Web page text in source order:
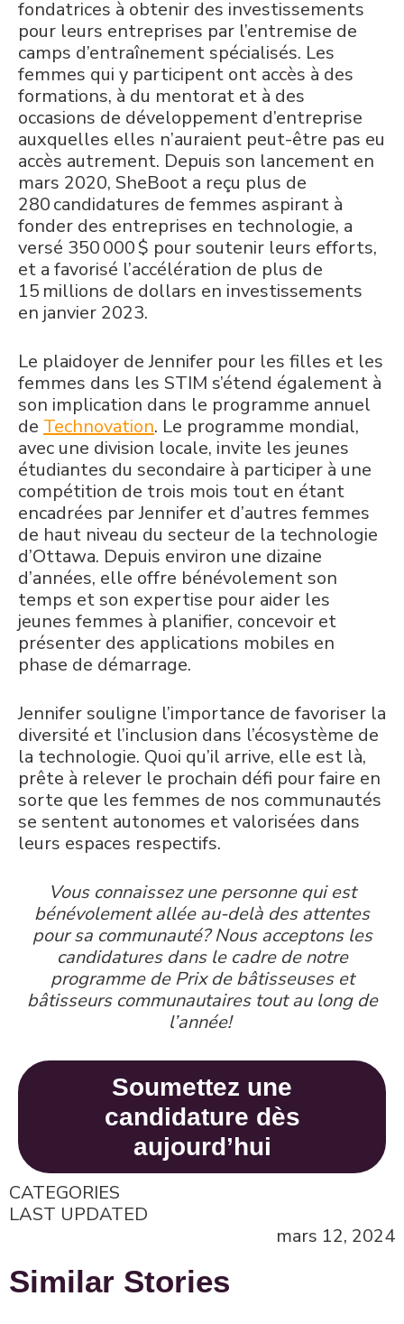
fondatrices à obtenir des investissements
pour leurs entreprises par l’entremise de
camps d’entraînement spécialisés. Les
femmes qui y participent ont accès à des
formations, à du mentorat et à des
occasions de développement d’entreprise
auxquelles elles n’auraient peut-être pas eu
accès autrement. Depuis son lancement en
mars 2020, SheBoot a reçu plus de
280candidatures de femmes aspirant à
fonder des entreprises en technologie, a
versé 350000$ pour soutenir leurs efforts,
et a favorisé l’accélération de plus de
15 millions de dollars en investissements
en janvier 2023.
Le plaidoyer de Jennifer pour les filles et les
femmes dans les STIM s’étend également à
son implication dans le programme annuel
de Technovation. Le programme mondial,
avec une division locale, invite les jeunes
étudiantes du secondaire à participer à une
compétition de trois mois tout en étant
encadrées par Jennifer et d’autres femmes
de haut niveau du secteur de la technologie
d’Ottawa. Depuis environ une dizaine
d’années, elle offre bénévolement son
temps et son expertise pour aider les
jeunes femmes à planifier, concevoir et
présenter des applications mobiles en
phase de démarrage.
Jennifer souligne l’importance de favoriser la
diversité et l’inclusion dans l’écosystème de
la technologie. Quoi qu’il arrive, elle est là,
prête à relever le prochain défi pour faire en
sorte que les femmes de nos communautés
se sentent autonomes et valorisées dans
leurs espaces respectifs.
Vous connaissez une personne qui est
bénévolement allée au-delà des attentes
pour sa communauté? Nous acceptons les
candidatures dans le cadre de notre
programme de Prix de bâtisseuses et
bâtisseurs communautaires tout au long de
l’année!
Soumettez une
candidature dès
aujourd’hui
CATEGORIES
LAST UPDATED
mars 12, 2024
Similar Stories